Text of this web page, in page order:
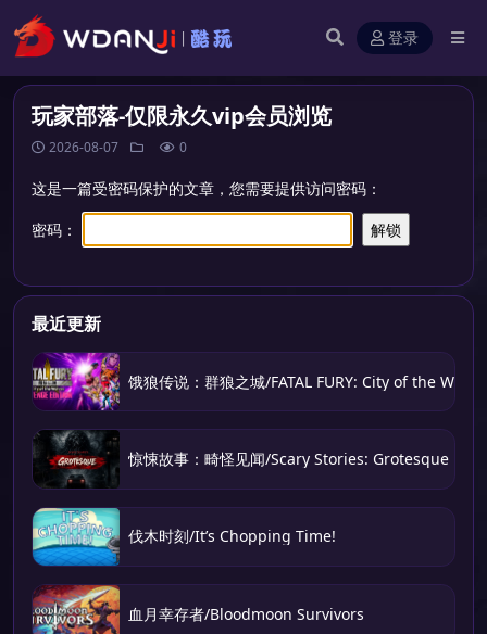
登录
玩家部落-仅限永久vip会员浏览
2026-08-07 0
这是一篇受密码保护的文章，您需要提供访问密码：
密码：
最近更新
饿狼传说：群狼之城/FATAL FURY: City of the
惊悚故事：畸怪见闻/Scary Stories: Grotesque
伐木时刻/It’s Chopping Time!
血月幸存者/Bloodmoon Survivors